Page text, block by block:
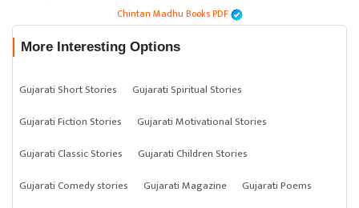
Chintan Madhu Books PDF
More Interesting Options
Gujarati Short Stories
Gujarati Spiritual Stories
Gujarati Fiction Stories
Gujarati Motivational Stories
Gujarati Classic Stories
Gujarati Children Stories
Gujarati Comedy stories
Gujarati Magazine
Gujarati Poems